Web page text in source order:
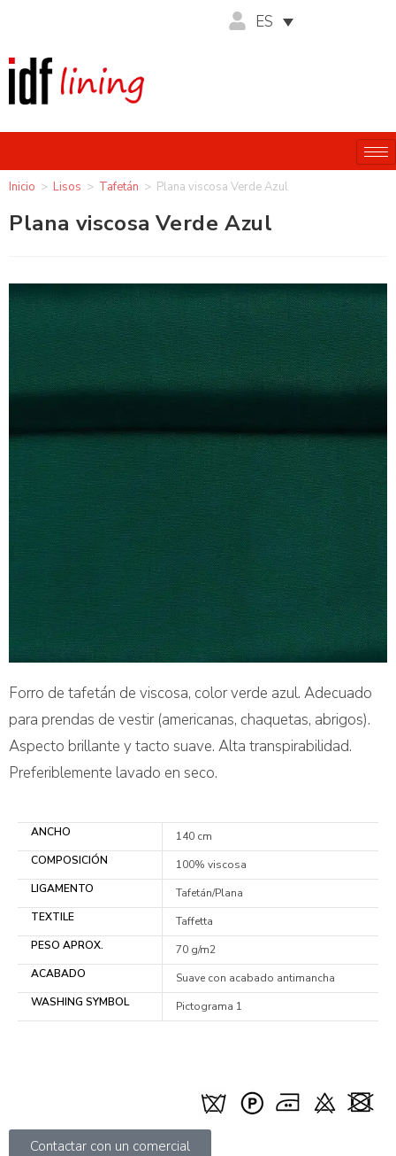
ES
Inicio > Lisos > Tafetán > Plana viscosa Verde Azul
Plana viscosa Verde Azul
Forro de tafetán de viscosa, color verde azul. Adecuado
para prendas de vestir (americanas, chaquetas, abrigos).
Aspecto brillante y tacto suave. Alta transpirabilidad.
Preferiblemente lavado en seco.
ANCHO
140 cm
COMPOSICIÓN
100% viscosa
LIGAMENTO
Tafetán/Plana
TEXTILE
Taffetta
PESO APROX.
70 g/m2
ACABADO
Suave con acabado antimancha
WASHING SYMBOL
Pictograma 1
Contactar con un comercial